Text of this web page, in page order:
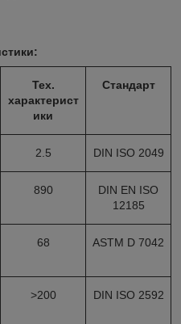
Тех.
характерист
ики
Стандарт
2.5 DIN ISO 2049
890
DIN EN ISO
12185
68 ASTM D 7042
>200 DIN ISO 2592